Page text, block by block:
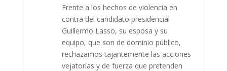
Frente a los hechos de violencia en
contra del candidato presidencial
Guillermo Lasso, su esposa y su
equipo, que son de dominio público,
rechazamos tajantemente las acciones
vejatorias y de fuerza que pretenden